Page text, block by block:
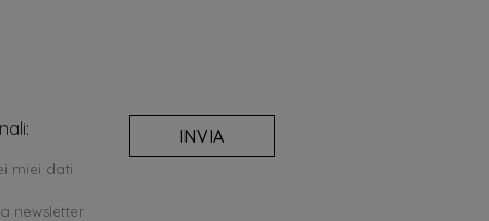
miei dati
newsletter
INVIA